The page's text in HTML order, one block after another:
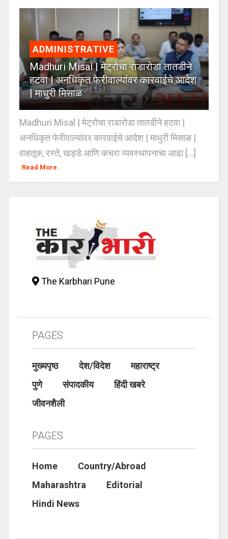
ADMINISTRATIVE
Madhuri Misal | मेट्रोचा राडारोडा तातडीने
हटवा | अनधिकृत फेरीवाल्यांवर कारवाईचे आदेश
| माधुरी मिसाळ
Madhuri Misal | मेट्रोचा राडारोडा तातडीने हटवा |
अनधिकृत फेरीवाल्यांवर कारवाईचे आदेश | माधुरी मिसाळ |
वाहतूक, रस्ते, खड्डे आणि कचरा व्यवस्थापनाचा आढा [...]
Read More
The Karbhari Pune
PAGES
मुख्यपृष्ठ देश/विदेश
महाराष्ट्र
पुणे
संपादकीय
हिंदी खबरे
जीवनशैली
PAGES
Home
Country/Abroad
Maharashtra
Editorial
Hindi News